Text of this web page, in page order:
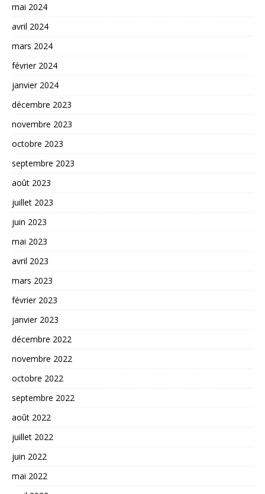
mai 2024
avril 2024
mars 2024
février 2024
janvier 2024
décembre 2023
novembre 2023
octobre 2023
septembre 2023
août 2023
juillet 2023
juin 2023
mai 2023
avril 2023
mars 2023
février 2023
janvier 2023
décembre 2022
novembre 2022
octobre 2022
septembre 2022
août 2022
juillet 2022
juin 2022
mai 2022